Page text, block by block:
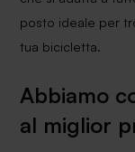
posto ideale per
tua bicicletta.
Abbiamo
al miglior